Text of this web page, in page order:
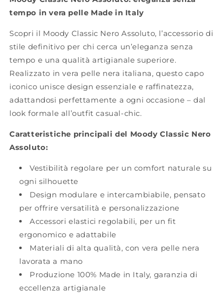
tempo in vera pelle Made in Italy
Scopri il Moody Classic Nero Assoluto, l’accessorio di
stile definitivo per chi cerca un’eleganza senza
tempo e una qualità artigianale superiore.
Realizzato in vera pelle nera italiana, questo capo
iconico unisce design essenziale e raffinatezza,
adattandosi perfettamente a ogni occasione – dal
look formale all’outfit casual-chic.
Caratteristiche principali del Moody Classic Nero
Assoluto:
Vestibilità regolare per un comfort naturale su
ogni silhouette
Design modulare e intercambiabile, pensato
per offrire versatilità e personalizzazione
Accessori elastici regolabili, per un fit
ergonomico e adattabile
Materiali di alta qualità, con vera pelle nera
lavorata a mano
Produzione 100% Made in Italy, garanzia di
eccellenza artigianale